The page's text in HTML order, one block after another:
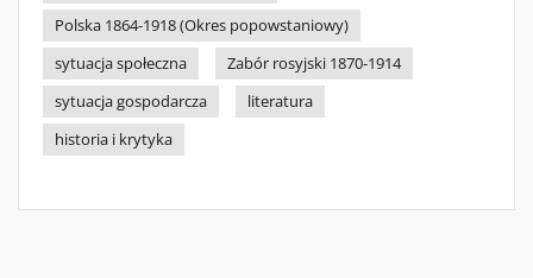
Polska 1864-1918 (Okres popowstaniowy)
sytuacja społeczna
Zabór rosyjski 1870-1914
sytuacja gospodarcza
literatura
historia i krytyka